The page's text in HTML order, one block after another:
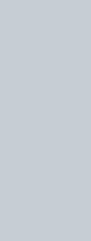
2 finále play off žien ***